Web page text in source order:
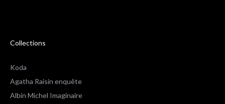
Collections
Koda
Agatha Raisin enquête
Albin Michel Imaginaire